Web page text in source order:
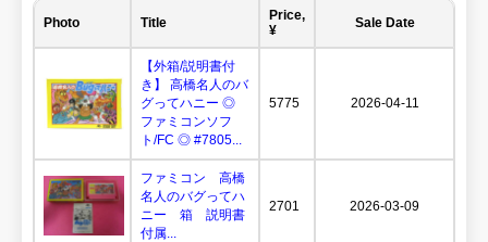
Photo Title
Price,
¥
Sale Date
【外箱/説明書付
き】 高橋名人のバ
グってハニー ◎
ファミコンソフ
ト/FC ◎ #7805...
5775 2026-04-11
ファミコン 高橋
名人のバグってハ
ニー 箱 説明書
付属...
2701 2026-03-09